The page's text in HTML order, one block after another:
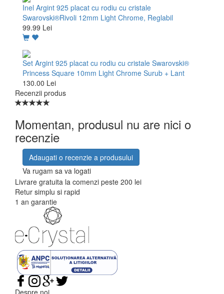
Inel Argint 925 placat cu rodiu cu cristale
Swarovski®Rivoli 12mm Light Chrome, Reglabil
99.99 Lei
Set Argint 925 placat cu rodiu cu cristale Swarovski®
Princess Square 10mm Light Chrome Surub + Lant
130.00 Lei
Recenzii produs
Momentan, produsul nu are nici o
recenzie
Adaugati o recenzie a produsului
Va rugam sa va logati
Livrare gratuita la comenzi peste 200 lei
Retur simplu si rapid
1 an garantie
Despre noi